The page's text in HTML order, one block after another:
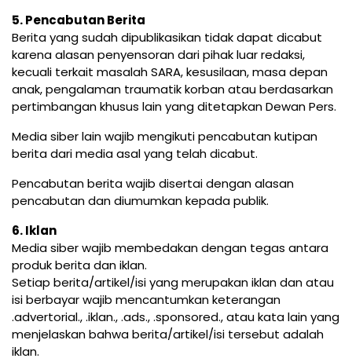
5. Pencabutan Berita
Berita yang sudah dipublikasikan tidak dapat dicabut
karena alasan penyensoran dari pihak luar redaksi,
kecuali terkait masalah SARA, kesusilaan, masa depan
anak, pengalaman traumatik korban atau berdasarkan
pertimbangan khusus lain yang ditetapkan Dewan Pers.
Media siber lain wajib mengikuti pencabutan kutipan
berita dari media asal yang telah dicabut.
Pencabutan berita wajib disertai dengan alasan
pencabutan dan diumumkan kepada publik.
6. Iklan
Media siber wajib membedakan dengan tegas antara
produk berita dan iklan.
Setiap berita/artikel/isi yang merupakan iklan dan atau
isi berbayar wajib mencantumkan keterangan
.advertorial., .iklan., .ads., .sponsored., atau kata lain yang
menjelaskan bahwa berita/artikel/isi tersebut adalah
iklan.